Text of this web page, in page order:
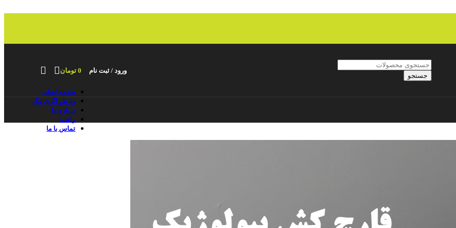
جستجو
ورود / ثبت نام 0 تومان
صفحه اصلی
وارش اگری مگ
درباره ما
راهنما
تماس با ما